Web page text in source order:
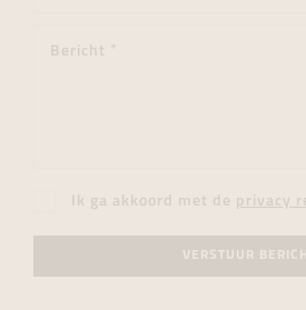
Ik ga akkoord met de privacy
VERSTUUR